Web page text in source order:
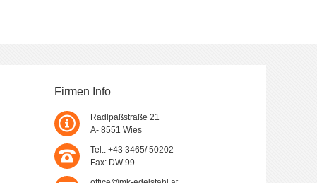
Firmen Info
Radlpaßstraße 21
A- 8551 Wies
Tel.: +43 3465/ 50202
Fax: DW 99